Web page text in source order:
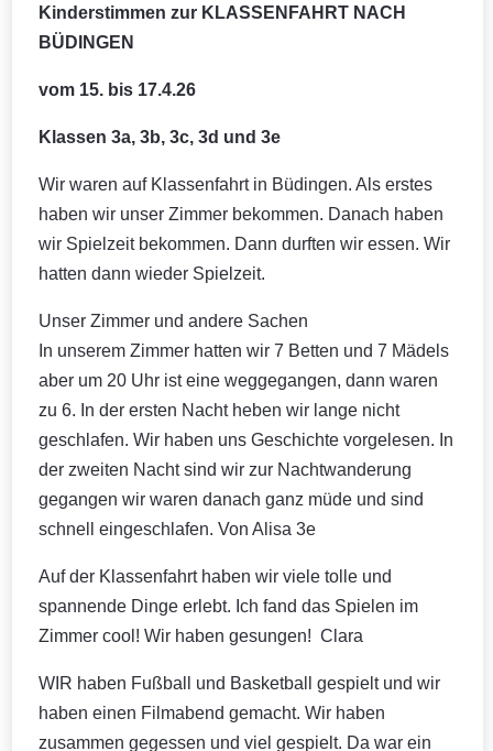
Kinderstimmen zur KLASSENFAHRT NACH
BÜDINGEN
vom 15. bis 17.4.26
Klassen 3a, 3b, 3c, 3d und 3e
Wir waren auf Klassenfahrt in Büdingen. Als erstes
haben wir unser Zimmer bekommen. Danach haben
wir Spielzeit bekommen. Dann durften wir essen. Wir
hatten dann wieder Spielzeit.
Unser Zimmer und andere Sachen
In unserem Zimmer hatten wir 7 Betten und 7 Mädels
aber um 20 Uhr ist eine weggegangen, dann waren
zu 6. In der ersten Nacht heben wir lange nicht
geschlafen. Wir haben uns Geschichte vorgelesen. In
der zweiten Nacht sind wir zur Nachtwanderung
gegangen wir waren danach ganz müde und sind
schnell eingeschlafen. Von Alisa 3e
Auf der Klassenfahrt haben wir viele tolle und
spannende Dinge erlebt. Ich fand das Spielen im
Zimmer cool! Wir haben gesungen! Clara
WIR haben Fußball und Basketball gespielt und wir
haben einen Filmabend gemacht. Wir haben
zusammen gegessen und viel gespielt. Da war ein